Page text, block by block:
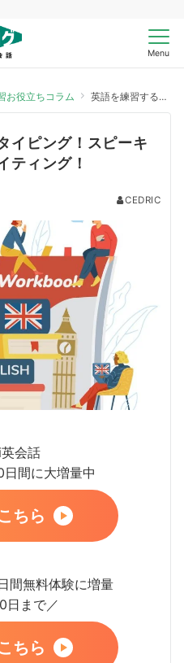
Menu
お役立ちコラム 英語を練習する方法はタイピング！スピーキング！リスニング！ライティング！
イピング！スピーキ
ティング！
CEDRIC
会話
間に大増量中
ちら
間無料体験に増量
日まで／
ちら